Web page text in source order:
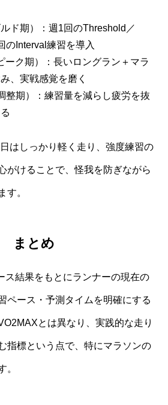
ド期）：週1回のThreshold／
のInterval練習を導入
ーク期）：長いロングラン＋マラ
、実戦感覚を磨く
整期）：練習量を減らし疲労を抜
はしっかり軽く走り、強度練習の
がけることで、怪我を防ぎながら
す。
まとめ
ス結果をもとにランナーの現在の
ペース・予測タイムを明確にする
とは異なり、実践的な走り
指標という点で、特にマラソンの
。